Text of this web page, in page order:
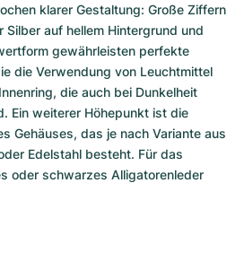
klarer Gestaltung: Große Ziffern
Silber auf hellem Hintergrund und
gewährleisten perfekte
die Verwendung von Leuchtmittel
die auch bei Dunkelheit
Ein weiterer Höhepunkt ist die
Gehäuses, das je nach Variante aus
Edelstahl besteht. Für das
oder schwarzes Alligatorenleder